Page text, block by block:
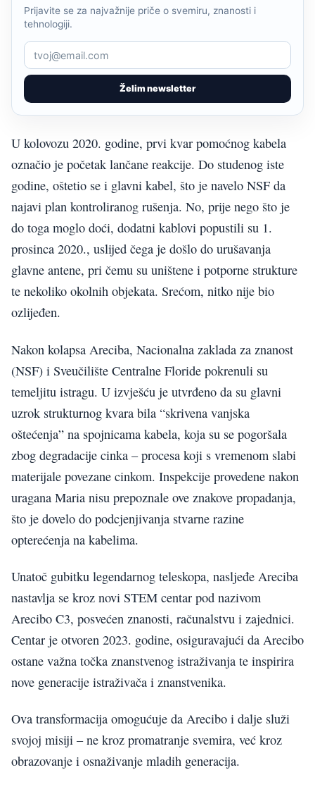
Želim newsletter
Prijavite se za najvažnije priče o svemiru, znanosti i
tehnologiji.
U kolovozu 2020. godine, prvi kvar pomoćnog kabela
označio je početak lančane reakcije. Do studenog iste
godine, oštetio se i glavni kabel, što je navelo NSF da
najavi plan kontroliranog rušenja. No, prije nego što je
do toga moglo doći, dodatni kablovi popustili su 1.
prosinca 2020., uslijed čega je došlo do urušavanja
glavne antene, pri čemu su uništene i potporne strukture
te nekoliko okolnih objekata. Srećom, nitko nije bio
ozlijeđen.
Nakon kolapsa Areciba, Nacionalna zaklada za znanost
(NSF) i Sveučilište Centralne Floride pokrenuli su
temeljitu istragu. U izvješću je utvrđeno da su glavni
uzrok strukturnog kvara bila “skrivena vanjska
oštećenja” na spojnicama kabela, koja su se pogoršala
zbog degradacije cinka – procesa koji s vremenom slabi
materijale povezane cinkom. Inspekcije provedene nakon
uragana Maria nisu prepoznale ove znakove propadanja,
što je dovelo do podcjenjivanja stvarne razine
opterećenja na kabelima.
Unatoč gubitku legendarnog teleskopa, nasljeđe Areciba
nastavlja se kroz novi STEM centar pod nazivom
Arecibo C3, posvećen znanosti, računalstvu i zajednici.
Centar je otvoren 2023. godine, osiguravajući da Arecibo
ostane važna točka znanstvenog istraživanja te inspirira
nove generacije istraživača i znanstvenika.
Ova transformacija omogućuje da Arecibo i dalje služi
svojoj misiji – ne kroz promatranje svemira, već kroz
obrazovanje i osnaživanje mladih generacija.